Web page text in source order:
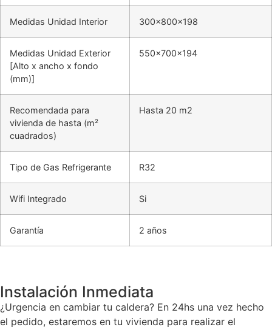
Medidas Unidad Interior 300x800x198
Medidas Unidad Exterior
[Alto x ancho x fondo
(mm)]
550x700x194
Recomendada para
vivienda de hasta (m²
cuadrados)
Hasta 20 m2
Tipo de Gas Refrigerante R32
Wifi Integrado Si
Garantía 2 años
Instalación Inmediata
¿Urgencia en cambiar tu caldera? En 24hs una vez hecho
el pedido, estaremos en tu vivienda para realizar el